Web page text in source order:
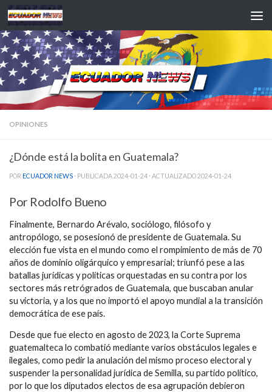
Saltar al contenido
OPINIONES
¿Dónde está la bolita en Guatemala?
POR ECUADOR NEWS · PUBLICADA2024-01-24 · ACTUALIZADO2024-01-24
Por Rodolfo Bueno
Finalmente, Bernardo Arévalo, sociólogo, filósofo y
antropólogo, se posesionó de presidente de Guatemala. Su
elección fue vista en el mundo como el rompimiento de más de 70
años de dominio oligárquico y empresarial; triunfó pese a las
batallas jurídicas y políticas orquestadas en su contra por los
sectores más retrógrados de Guatemala, que buscaban anular
su victoria, y a los que no importó el apoyo mundial a la transición
democrática de ese país.
Desde que fue electo en agosto de 2023, la Corte Suprema
guatemalteca lo combatió mediante varios obstáculos legales e
ilegales, como pedir la anulación del mismo proceso electoral y
suspender la personalidad jurídica de Semilla, su partido político,
por lo que los diputados electos de esa agrupación debieron